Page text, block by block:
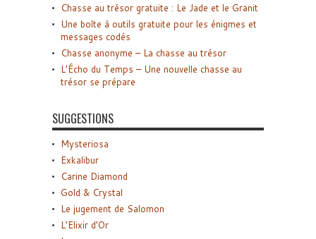
Chasse au trésor gratuite : Le Jade et le Granit
Une boîte à outils gratuite pour les énigmes et
messages codés
Chasse anonyme – La chasse au trésor
L’Écho du Temps – Une nouvelle chasse au
trésor se prépare
SUGGESTIONS
Mysteriosa
Exkalibur
Carine Diamond
Gold & Crystal
Le jugement de Salomon
L’Elixir d’Or